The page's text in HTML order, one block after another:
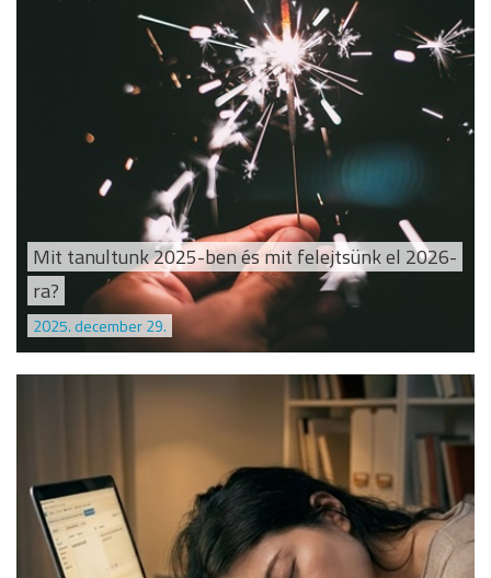
Mit tanultunk 2025-ben és mit felejtsünk el 2026-
ra?
2025. december 29.